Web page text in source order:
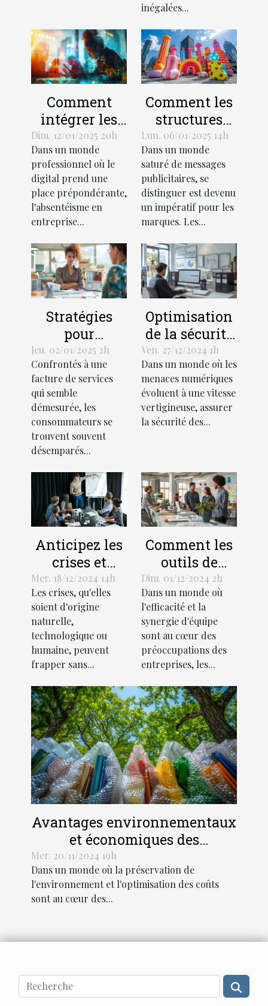
inégalées...
Comment
intégrer les
outils
numériques
pour réduire
l'absentéisme
en entreprise
Dim. 12/01/2025 20h
Dans un monde
professionnel où le
digital prend une
place prépondérante,
l'absentéisme en
entreprise...
Comment les
structures
gonflables
géantes
transforment
le marketing
visuel
Lun. 06/01/2025 14h
Dans un monde
saturé de messages
publicitaires, se
distinguer est devenu
un impératif pour les
marques. Les...
Stratégies
pour
contester une
facture de
services jugée
excessive
Jeu. 02/01/2025 2h
Confrontés à une
facture de services
qui semble
démesurée, les
consommateurs se
trouvent souvent
désemparés...
Optimisation
de la sécurité
des réseaux
d'entreprise :
stratégies et
outils
essentiels
Ven. 27/12/2024 1h
Dans un monde où les
menaces numériques
évoluent à une vitesse
vertigineuse, assurer
la sécurité des...
Anticipez les
crises et
limitez leurs
impacts avec
un plan de
gestion
adapté !
Mer. 18/12/2024 14h
Les crises, qu'elles
soient d'origine
naturelle,
technologique ou
humaine, peuvent
frapper sans...
Comment les
outils de
gestion de
projet
favorisent la
collaboration
productive
Dim. 01/12/2024 2h
Dans un monde où
l'efficacité et la
synergie d'équipe
sont au cœur des
préoccupations des
entreprises, les...
Avantages environnementaux
et économiques des
enveloppes à bulles dans
l'expédition
Mer. 20/11/2024 19h
Dans un monde où la préservation de
l'environnement et l'optimisation des coûts
sont au cœur des...